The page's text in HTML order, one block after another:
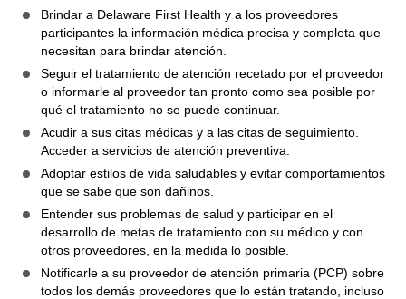
Brindar a Delaware First Health y a los proveedores
participantes la información médica precisa y completa que
necesitan para brindar atención.
Seguir el tratamiento de atención recetado por el proveedor
o informarle al proveedor tan pronto como sea posible por
qué el tratamiento no se puede continuar.
Acudir a sus citas médicas y a las citas de seguimiento.
Acceder a servicios de atención preventiva.
Adoptar estilos de vida saludables y evitar comportamientos
que se sabe que son dañinos.
Entender sus problemas de salud y participar en el
desarrollo de metas de tratamiento con su médico y con
otros proveedores, en la medida lo posible.
Notificarle a su proveedor de atención primaria (PCP) sobre
todos los demás proveedores que lo están tratando, incluso